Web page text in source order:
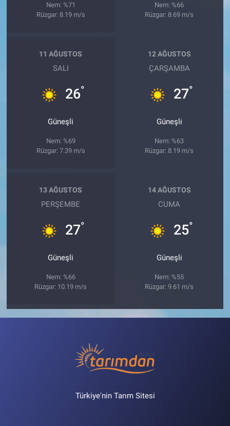
Nem: %71
Rüzgar: 8.19 m/s
Nem: %66
Rüzgar: 8.69 m/s
11 AĞUSTOS
SALI
26°
Güneşli
Nem: %69
Rüzgar: 7.39 m/s
12 AĞUSTOS
ÇARŞAMBA
27°
Güneşli
Nem: %63
Rüzgar: 8.19 m/s
13 AĞUSTOS
PERŞEMBE
27°
Güneşli
Nem: %66
Rüzgar: 10.19 m/s
14 AĞUSTOS
CUMA
25°
Güneşli
Nem: %55
Rüzgar: 9.61 m/s
Türkiye'nin Tarım Sitesi